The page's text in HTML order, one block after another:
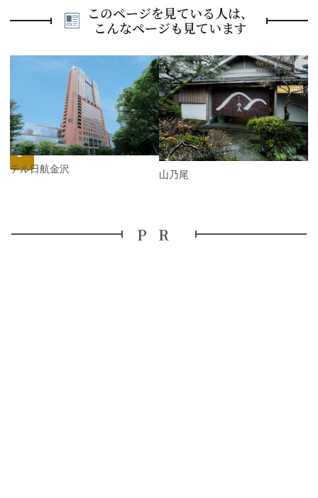
このページを見ている人は、
こんなページも見ています
v
i
o
u
s
ホテル日航金沢 山乃尾
N
e
x
t
PR